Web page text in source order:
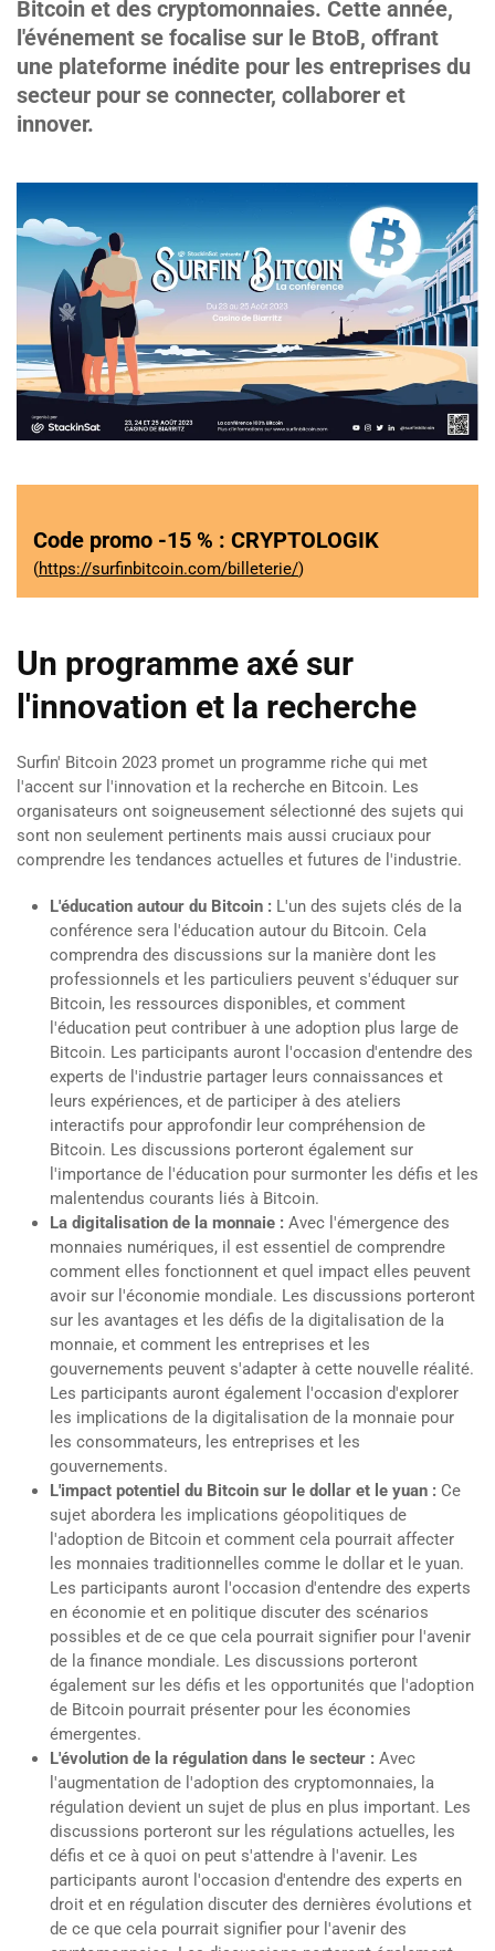
Bitcoin et des cryptomonnaies. Cette année,
l'événement se focalise sur le BtoB, offrant
une plateforme inédite pour les entreprises du
secteur pour se connecter, collaborer et
innover.
Code promo -15 % : CRYPTOLOGIK
(https://surfinbitcoin.com/billeterie/)
Un programme axé sur
l'innovation et la recherche
Surfin' Bitcoin 2023 promet un programme riche qui met
l'accent sur l'innovation et la recherche en Bitcoin. Les
organisateurs ont soigneusement sélectionné des sujets qui
sont non seulement pertinents mais aussi cruciaux pour
comprendre les tendances actuelles et futures de l'industrie.
L'éducation autour du Bitcoin : L'un des sujets clés de la
conférence sera l'éducation autour du Bitcoin. Cela
comprendra des discussions sur la manière dont les
professionnels et les particuliers peuvent s'éduquer sur
Bitcoin, les ressources disponibles, et comment
l'éducation peut contribuer à une adoption plus large de
Bitcoin. Les participants auront l'occasion d'entendre des
experts de l'industrie partager leurs connaissances et
leurs expériences, et de participer à des ateliers
interactifs pour approfondir leur compréhension de
Bitcoin. Les discussions porteront également sur
l'importance de l'éducation pour surmonter les défis et les
malentendus courants liés à Bitcoin.
La digitalisation de la monnaie : Avec l'émergence des
monnaies numériques, il est essentiel de comprendre
comment elles fonctionnent et quel impact elles peuvent
avoir sur l'économie mondiale. Les discussions porteront
sur les avantages et les défis de la digitalisation de la
monnaie, et comment les entreprises et les
gouvernements peuvent s'adapter à cette nouvelle réalité.
Les participants auront également l'occasion d'explorer
les implications de la digitalisation de la monnaie pour
les consommateurs, les entreprises et les
gouvernements.
L'impact potentiel du Bitcoin sur le dollar et le yuan : Ce
sujet abordera les implications géopolitiques de
l'adoption de Bitcoin et comment cela pourrait affecter
les monnaies traditionnelles comme le dollar et le yuan.
Les participants auront l'occasion d'entendre des experts
en économie et en politique discuter des scénarios
possibles et de ce que cela pourrait signifier pour l'avenir
de la finance mondiale. Les discussions porteront
également sur les défis et les opportunités que l'adoption
de Bitcoin pourrait présenter pour les économies
émergentes.
L'évolution de la régulation dans le secteur : Avec
l'augmentation de l'adoption des cryptomonnaies, la
régulation devient un sujet de plus en plus important. Les
discussions porteront sur les régulations actuelles, les
défis et ce à quoi on peut s'attendre à l'avenir. Les
participants auront l'occasion d'entendre des experts en
droit et en régulation discuter des dernières évolutions et
de ce que cela pourrait signifier pour l'avenir des